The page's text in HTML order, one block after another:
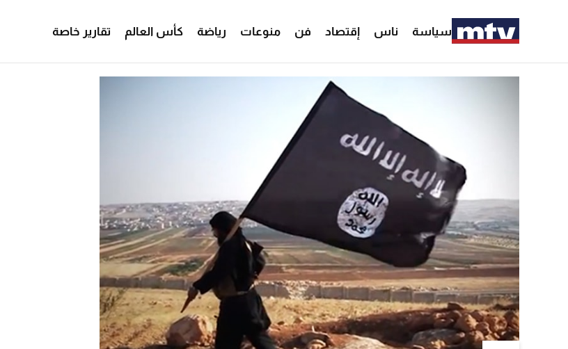
سياسة ناس إقتصاد فن منوعات رياضة كأس العالم تقارير خاصة